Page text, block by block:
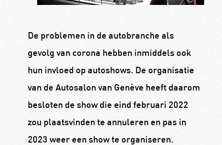
De problemen in de autobranche als
gevolg van corona hebben inmiddels ook
hun invloed op autoshows. De organisatie
van de Autosalon van Genève heeft daarom
besloten de show die eind februari 2022
zou plaatsvinden te annuleren en pas in
2023 weer een show te organiseren.